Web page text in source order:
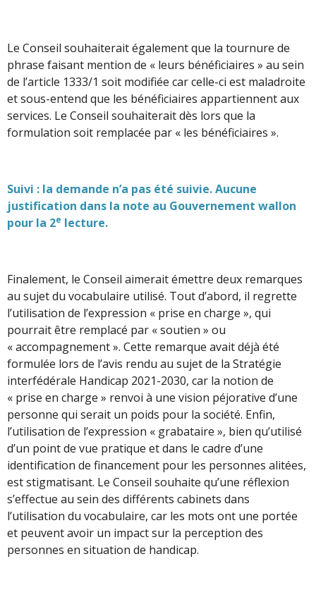
Le Conseil souhaiterait également que la tournure de
phrase faisant mention de « leurs bénéficiaires » au sein
de l’article 1333/1 soit modifiée car celle-ci est maladroite
et sous-entend que les bénéficiaires appartiennent aux
services. Le Conseil souhaiterait dès lors que la
formulation soit remplacée par « les bénéficiaires ».
Suivi : la demande n’a pas été suivie. Aucune
justification dans la note au Gouvernement wallon
pour la 2e lecture.
Finalement, le Conseil aimerait émettre deux remarques
au sujet du vocabulaire utilisé. Tout d’abord, il regrette
l’utilisation de l’expression « prise en charge », qui
pourrait être remplacé par « soutien » ou
« accompagnement ». Cette remarque avait déjà été
formulée lors de l’avis rendu au sujet de la Stratégie
interfédérale Handicap 2021-2030, car la notion de
« prise en charge » renvoi à une vision péjorative d’une
personne qui serait un poids pour la société. Enfin,
l’utilisation de l’expression « grabataire », bien qu’utilisé
d’un point de vue pratique et dans le cadre d’une
identification de financement pour les personnes alitées,
est stigmatisant. Le Conseil souhaite qu’une réflexion
s’effectue au sein des différents cabinets dans
l’utilisation du vocabulaire, car les mots ont une portée
et peuvent avoir un impact sur la perception des
personnes en situation de handicap.